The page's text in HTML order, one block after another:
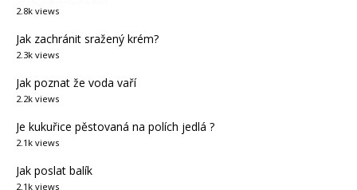
2.8k views
Jak zachránit sražený krém?
2.3k views
Jak poznat že voda vaří
2.2k views
Je kukuřice pěstovaná na polích jedlá ?
2.1k views
Jak poslat balík
2.1k views